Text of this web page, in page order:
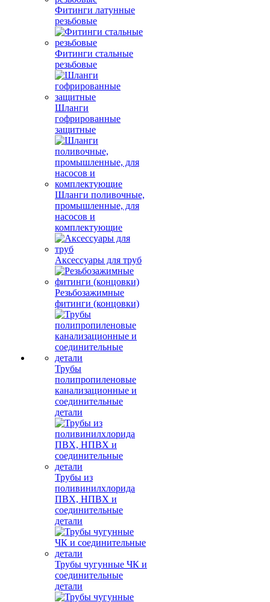
Фитинги латунные
резьбовые
Фитинги стальные
резьбовые
Шланги
гофрированные
защитные
Шланги поливочные,
промышленные, для
насосов и
комплектующие
Аксессуары для труб
Резьбозажимные
фитинги (концовки)
Трубы
полипропиленовые
канализационные и
соединительные
детали
Трубы из
поливинилхлорида
ПВХ, НПВХ и
соединительные
детали
Трубы чугунные ЧК и
соединительные
детали